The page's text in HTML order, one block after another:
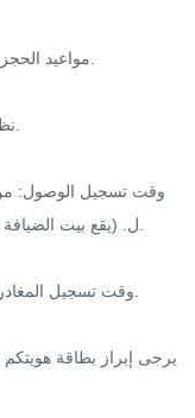
ل. (يقع بيت